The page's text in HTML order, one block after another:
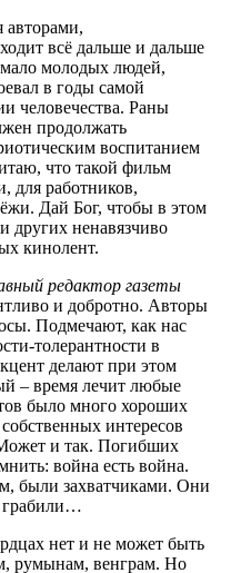
авторами,
всё дальше и дальше
молодых людей,
в годы самой
человечества. Раны
продолжать
воспитанием
что такой фильм
для работников,
Дай Бог, чтобы в этом
других ненавязчиво
кинолент.
редактор газеты
и добротно. Авторы
Подмечают, как нас
толерантности в
делают при этом
– время лечит любые
было много хороших
интересов
и так. Погибших
война есть война.
были захватчиками. Они
грабили…
нет и не может быть
румынам, венграм. Но